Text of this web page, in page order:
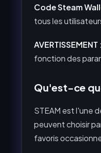
Code Steam
tous les
AVERTISSEMENT :
fonction des
Qu'est-ce
STEAM est l'une
peuvent choisir
favoris